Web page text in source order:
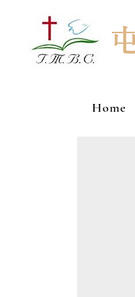
Home